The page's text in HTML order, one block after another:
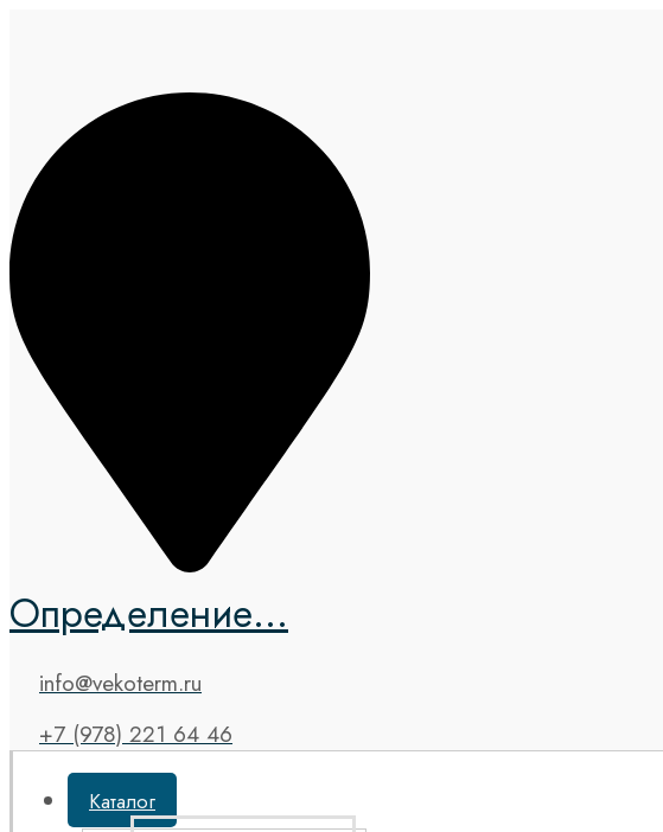
Определение...
info@vekoterm.ru
+7 (978) 221 64 46
Каталог